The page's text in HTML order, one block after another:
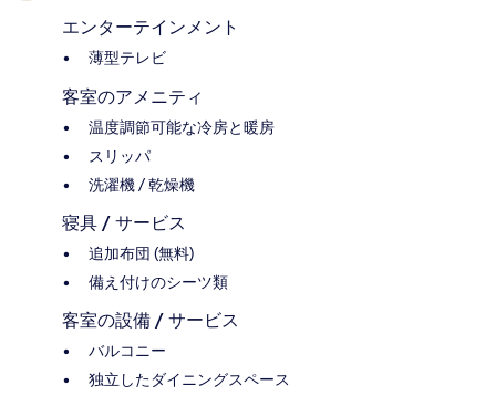
エンターテインメント
薄型テレビ
客室のアメニティ
温度調節可能な冷房と暖房
スリッパ
洗濯機 / 乾燥機
寝具 / サービス
追加布団 (無料)
備え付けのシーツ類
客室の設備 / サービス
バルコニー
独立したダイニングスペース